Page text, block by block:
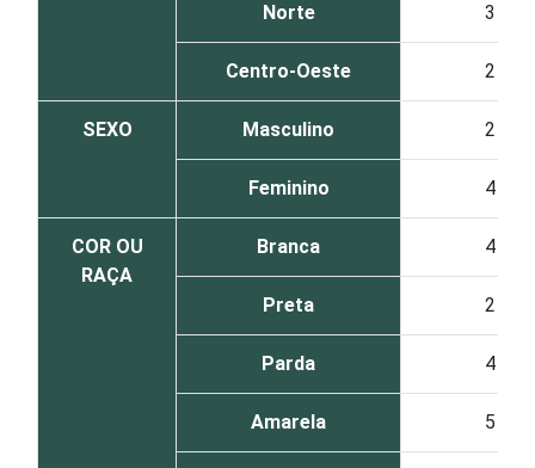
Norte 3
Centro-Oeste 2
SEXO Masculino 2
Feminino 4
COR OU
RAÇA
Branca 4
Preta 2
Parda 4
Amarela 5